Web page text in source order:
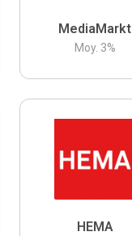
MediaMarkt
Moy. 3%
HEMA